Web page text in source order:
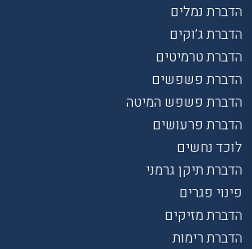
הדברת נמלים
הדברת ג’וקים
הדברת טרמיטים
הדברת פשפשים
הדברת פשפש המיטה
הדברת פרעושים
לוכד נחשים
הדברת תיקן גרמני
פינוי פגרים
הדברת מזיקים
הדברת רימות